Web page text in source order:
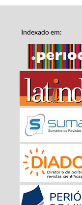
Indexado em: